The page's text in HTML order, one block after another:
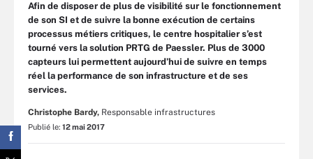
Afin de disposer de plus de visibilité sur le fonctionnement
de son SI et de suivre la bonne exécution de certains
processus métiers critiques, le centre hospitalier s’est
tourné vers la solution PRTG de Paessler. Plus de 3000
capteurs lui permettent aujourd’hui de suivre en temps
réel la performance de son infrastructure et de ses
services.
Christophe Bardy, Responsable infrastructures
Publié le: 12 mai 2017